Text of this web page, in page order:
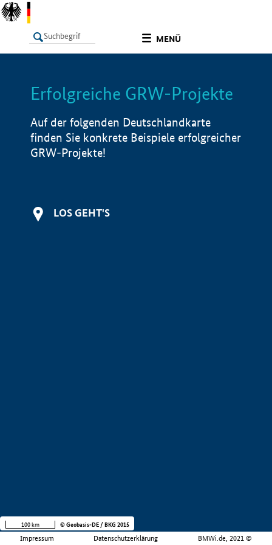
MENÜ
LISTE Info
Erfolgreiche GRW-Projekte
Auf der folgenden Deutschlandkarte
finden Sie konkrete Beispiele erfolgreicher
GRW-Projekte!
LOS GEHT'S
Impressum Datenschutzerklärung BMWi.de, 2021 ©
100 km © Geobasis-DE / BKG 2015